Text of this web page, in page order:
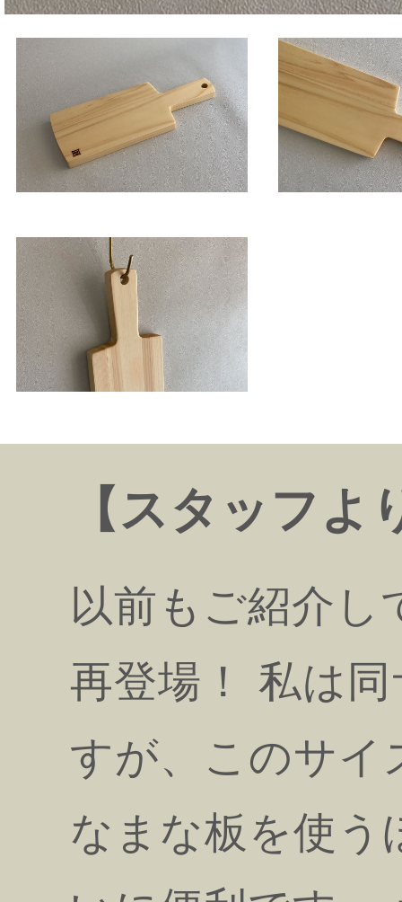
【スタッフよ
以前もご紹介し
再登場！ 私は
すが、このサイ
なまな板を使う